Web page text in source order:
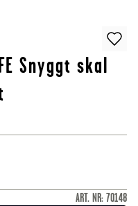
Snyggt skal
ART. NR: 70148